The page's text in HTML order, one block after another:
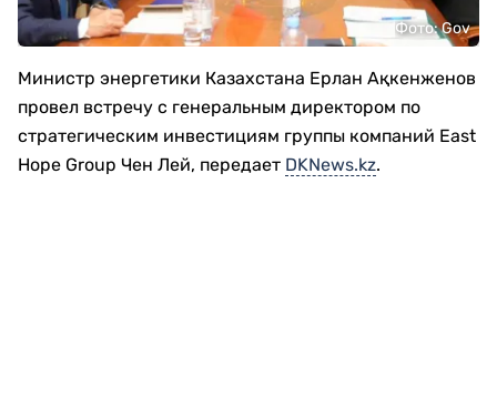
Фото: Gov
Министр энергетики Казахстана Ерлан Ақкенженов
провел встречу с генеральным директором по
стратегическим инвестициям группы компаний East
Hope Group Чен Лей, передает DKNews.kz.